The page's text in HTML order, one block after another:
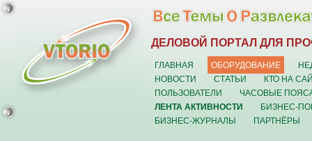
ДЕЛОВОЙ ПОРТАЛ ДЛЯ
ГЛАВНАЯ ОБОРУДОВАНИЕ
НОВОСТИ
СТАТЬИ
КТО НА
ПОЛЬЗОВАТЕЛИ
ЧАСОВЫЕ
ЛЕНТА АКТИВНОСТИ
БИЗНЕС-
БИЗНЕС-ЖУРНАЛЫ
ПАРТНЁРЫ